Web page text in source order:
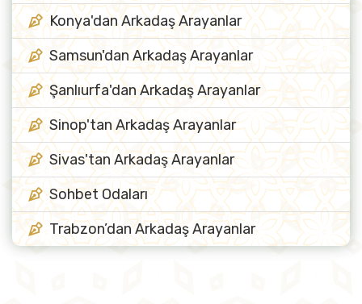
Konya'dan Arkadaş Arayanlar
Samsun'dan Arkadaş Arayanlar
Şanlıurfa'dan Arkadaş Arayanlar
Sinop'tan Arkadaş Arayanlar
Sivas'tan Arkadaş Arayanlar
Sohbet Odaları
Trabzon’dan Arkadaş Arayanlar